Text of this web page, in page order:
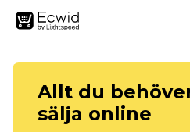
Allt du
sälja online